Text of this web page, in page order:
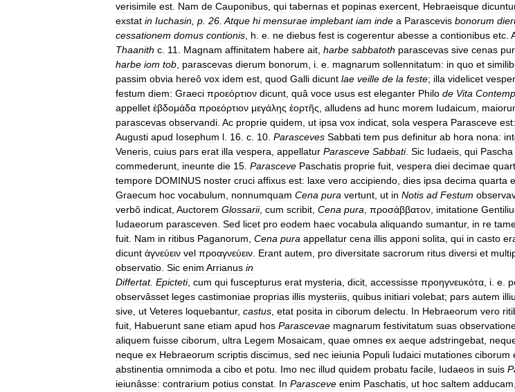
verisimile est Nam de Cauponibus qui tabernas et popinas exercent Hebraeisque
exstat in Iuchasin p 26 Atque hi mensurae implebant iam inde a Parascevis bonorum
cessationem domus contionis h e ne diebus fest is cogerentur abesse a contionibus etc
Thaanith c 11 Magnam affinitatem habere ait harbe sabbatoth parascevas sive cenas
harbe iom tob parascevas dierum bonorum i e magnarum sollennitatum: in quo et
passim obvia hereô vox idem est quod Galli dicunt lae veille de la feste; illa videlicet
festum diem: Graeci προεόρτιον dicunt quâ voce usus est eleganter Philo de Vita
appellet ἑβδομάδα προεόρτιον μεγάλης ἑορτῆς alludens ad hunc morem Iudaicum
parascevas observandi Ac proprie quidem ut ipsa vox indicat sola vespera Parasceve est:
Augusti apud Iosephum l 16 c 10 Parasceves Sabbati tem pus definitur ab hora nona:
Veneris cuius pars erat illa vespera appellatur Parasceve Sabbati. Sic Iudaeis qui Pascha
commederunt ineunte die 15 Parasceve Paschatis proprie fuit vespera diei decimae
tempore DOMINUS noster cruci affixus est: laxe vero accipiendo dies ipsa decima quarta
Graecum hoc vocabulum nonnumquam Cena pura vertunt ut in Notis ad Festum
verbô indicat Auctorem Glossarii, cum scribit Cena pura προσάββατον imitatione
Iudaeorum parasceven Sed licet pro eodem haec vocabula aliquando sumantur, in re
fuit Nam in ritibus Paganorum Cena pura appellatur cena illis apponi solita qui in casto
dicunt ἁγνεύειν vel προαγνεύειν Erant autem pro diversitate sacrorum ritus diversi et
observatio Sic enim Arrianus in
Differtat. Epicteti, cum qui fuscepturus erat mysteria dicit accessisse προηγνευκότα i e
observâsset leges castimoniae proprias illis mysteriis quibus initiari volebat; pars autem
sive ut Veteres loquebantur, castus etat posita in ciborum delectu In Hebraeorum vero
fuit Habuerunt sane etiam apud hos Parascevae magnarum festivitatum suas
aliquem fuisse ciborum ultra Legem Mosaicam quae omnes ex aeque adstringebat
neque ex Hebraeorum scriptis discimus sed nec ieiunia Populi Iudaici mutationes ciborum
abstinentia omnimoda a cibo et potu Imo nec illud quidem probatu facile Iudaeos in suis
ieiunâsse: contrarium potius constat In Parasceve enim Paschatis ut hoc saltem adducam